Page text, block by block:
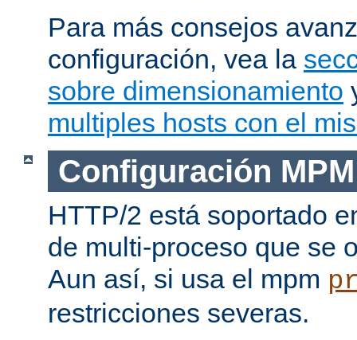
Para más consejos
configuración, vea la
sobre dimensionamiento
multiples hosts con el
Configuración MPM
HTTP/2 está soportado
de multi-proceso que se
Aun así, si usa el mpm
restricciones severas.